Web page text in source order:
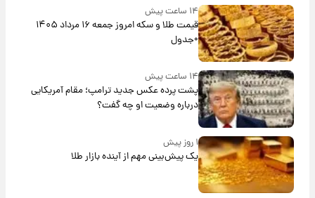
۱۴ ساعت پیش
قیمت طلا و سکه امروز جمعه ۱۶ مرداد ۱۴۰۵
+جدول
۱۴ ساعت پیش
پشت پرده عکس جدید ترامپ؛ مقام آمریکایی
درباره وضعیت او چه گفت؟
۱ روز پیش
یک پیش‌بینی مهم از آینده بازار طلا